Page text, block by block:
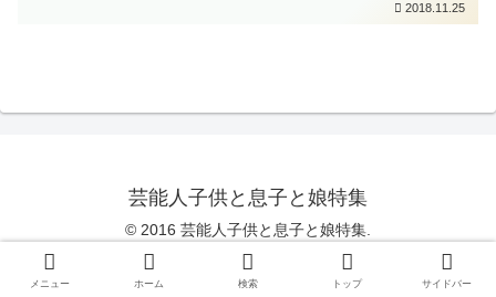
2018.11.25
芸能人子供と息子と娘特集
© 2016 芸能人子供と息子と娘特集.
メニュー ホーム 検索 トップ サイドバー
Copy Protected by Chetan WP-Copyprotect